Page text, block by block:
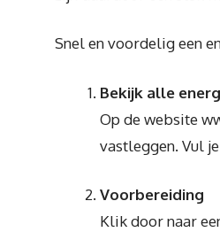
Snel en voordelig een
Bekijk alle
Op de website
vastleggen. Vul
Voorbereiding
Klik door naar